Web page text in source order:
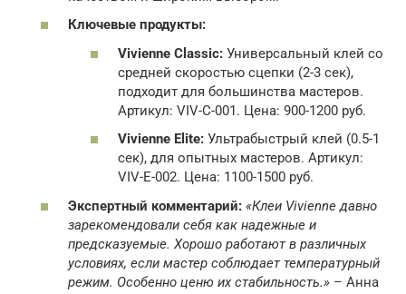
Ключевые продукты:
Vivienne Classic: Универсальный клей со
средней скоростью сцепки (2-3 сек),
подходит для большинства мастеров.
Артикул: VIV-C-001. Цена: 900-1200 руб.
Vivienne Elite: Ультрабыстрый клей (0.5-1
сек), для опытных мастеров. Артикул:
VIV-E-002. Цена: 1100-1500 руб.
Экспертный комментарий: «Клеи Vivienne давно
зарекомендовали себя как надежные и
предсказуемые. Хорошо работают в различных
условиях, если мастер соблюдает температурный
режим. Особенно ценю их стабильность.» – Анна